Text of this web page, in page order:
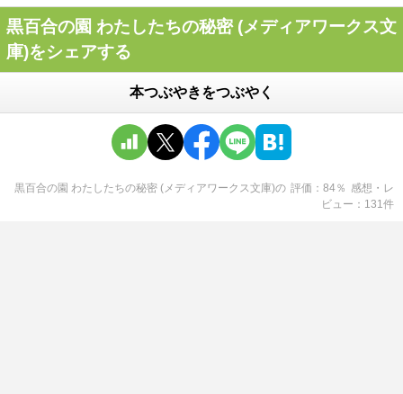
黒百合の園 わたしたちの秘密 (メディアワークス文
庫)をシェアする
本つぶやきをつぶやく
黒百合の園 わたしたちの秘密 (メディアワークス文庫)の 評価 84％ 感想・レ
ビュー
131 件